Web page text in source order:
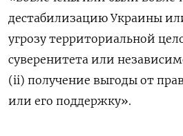
дестабилизацию Украины
угрозу территориальной
суверенитета или
(ii) получение выгоды от
или его поддержку».